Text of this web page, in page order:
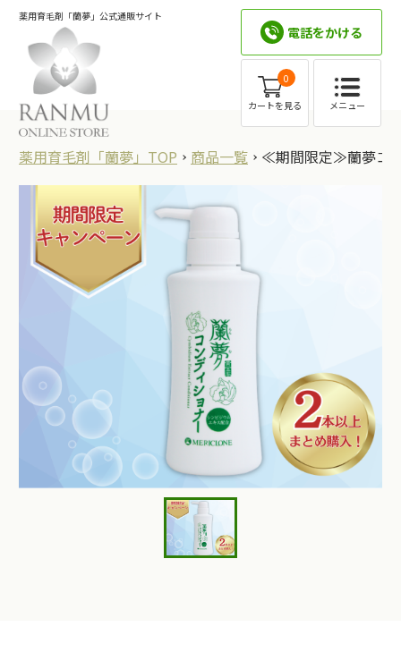
薬用育毛剤「蘭夢」公式通販サイト
電話をかける
0
カートを見る メニュー
薬用育毛剤「蘭夢」TOP 商品一覧 ≪期間限定≫蘭夢コ